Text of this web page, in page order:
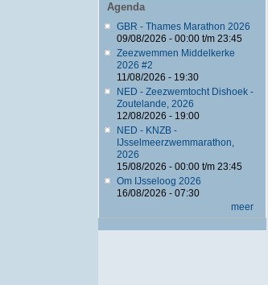
Agenda
GBR - Thames Marathon 2026
09/08/2026 - 00:00t/m 23:45
Zeezwemmen Middelkerke
2026 #2
11/08/2026 - 19:30
NED - Zeezwemtocht Dishoek -
Zoutelande, 2026
12/08/2026 - 19:00
NED - KNZB -
IJsselmeerzwemmarathon,
2026
15/08/2026 - 00:00t/m 23:45
Om IJsseloog 2026
16/08/2026 - 07:30
meer